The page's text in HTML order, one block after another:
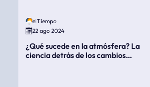
elTiempo
22 ago 2024
¿Qué sucede en la atmósfera? La
ciencia detrás de los cambios